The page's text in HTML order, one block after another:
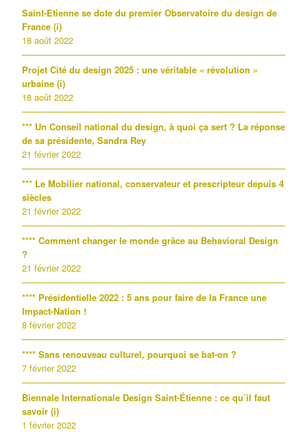
Saint-Etienne se dote du premier Observatoire du design de
France (i)
18 août 2022
Projet Cité du design 2025 : une véritable « révolution »
urbaine (i)
18 août 2022
*** Un Conseil national du design, à quoi ça sert ? La réponse
de sa présidente, Sandra Rey
21 février 2022
*** Le Mobilier national, conservateur et prescripteur depuis 4
siècles
21 février 2022
**** Comment changer le monde grâce au Behavioral Design
?
21 février 2022
**** Présidentielle 2022 : 5 ans pour faire de la France une
Impact-Nation !
8 février 2022
**** Sans renouveau culturel, pourquoi se bat-on ?
7 février 2022
Biennale Internationale Design Saint-Étienne : ce qu’il faut
savoir (i)
1 février 2022